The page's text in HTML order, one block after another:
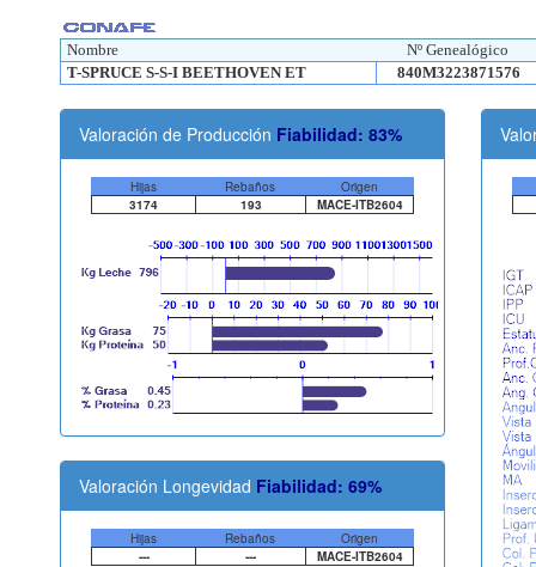
Nombre
Nº Genealógico
T-SPRUCE S-S-I BEETHOVEN ET
840M3223871576
Valoración de Producción Fiabilidad: 83%
Hijas Rebaños
Origen
3174
193 MACE-ITB2604
Valoración Longevidad Fiabilidad: 69%
Hijas Rebaños
Origen
---
--- MACE-ITB2604